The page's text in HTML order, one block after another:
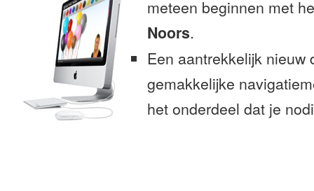
meteen beginnen met
Noors.
Een aantrekkelijk nieuw
gemakkelijke
het onderdeel dat je